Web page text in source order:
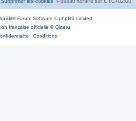
® Forum Software © phpBB Limited
française officielle ©Qiaeru
| Conditions